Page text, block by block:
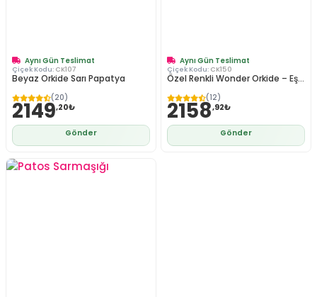
Aynı Gün Teslimat
Çiçek Kodu: CK107
Beyaz Orkide Sarı Papatya
(20)
2149,20₺
Gönder
Aynı Gün Teslimat
Çiçek Kodu: CK150
Özel Renkli Wonder Orkide – Eş...
(12)
2158,92₺
Gönder